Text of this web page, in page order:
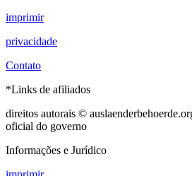
imprimir
privacidade
Contato
*Links de afiliados
direitos autorais ©
oficial do governo
Informações e Jurídico